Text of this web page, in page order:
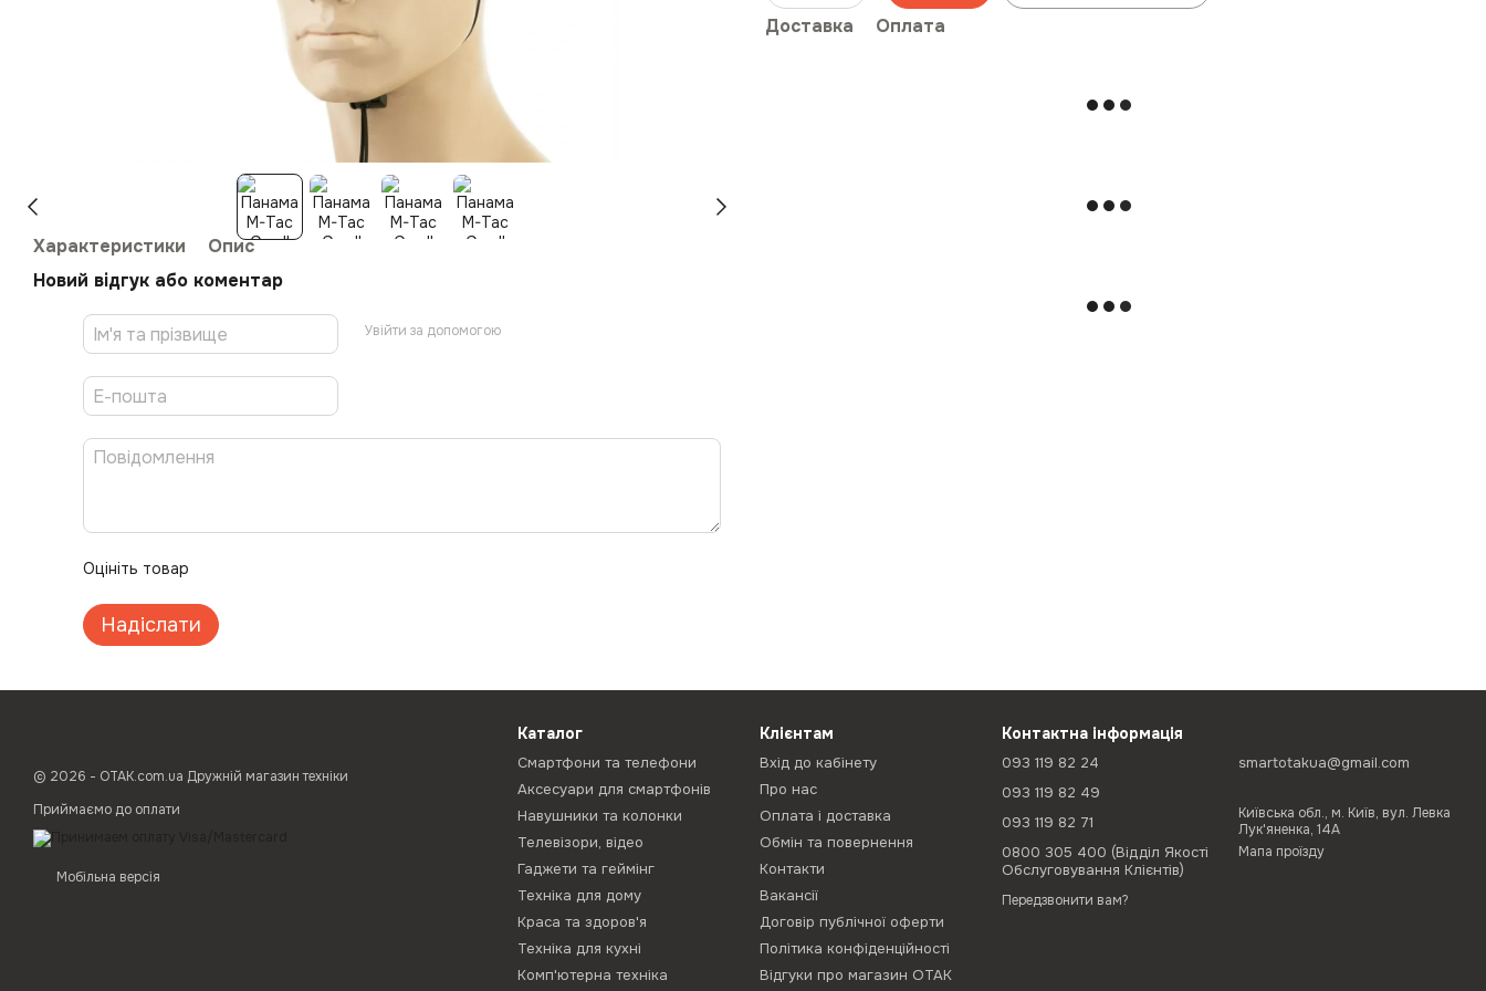
Характеристики
Опис
Новий відгук або коментар
Увійти за допомогою
Оцініть товар
Надіслати
Доставка Оплата
© 2026 - ОТАК.com.ua Дружній магазин техніки
Приймаємо до оплати
Мобільна версія
Каталог
Смартфони та телефони
Аксесуари для смартфонів
Навушники та колонки
Телевізори, відео
Гаджети та геймінг
Техніка для дому
Краса та здоров'я
Техніка для кухні
Комп'ютерна техніка
Клієнтам
Вхід до кабінету
Про нас
Оплата і доставка
Обмін та повернення
Контакти
Вакансії
Договір публічної оферти
Політика конфіденційності
Відгуки про магазин ОТАК
Контактна інформація
093 119 82 24
093 119 82 49
093 119 82 71
0800 305 400 (Відділ Якості
Обслуговування Клієнтів)
Передзвонити вам?
smartotakua@gmail.com
Київська обл., м. Київ, вул. Левка
Лук'яненка, 14А
Мапа проїзду